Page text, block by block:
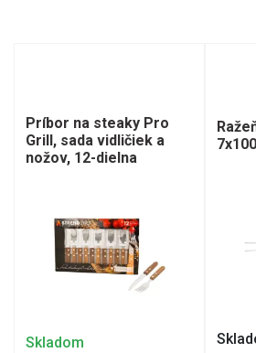
Príbor na steaky Pro
Grill, sada vidličiek a
nožov, 12-dielna
Skladom